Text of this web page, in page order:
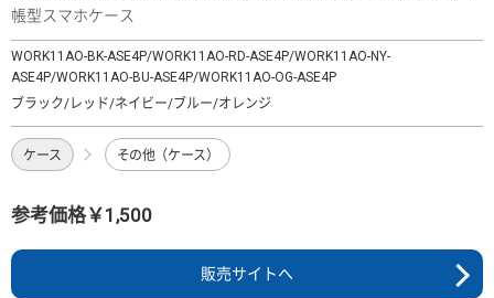
帳型スマホケース
WORK11AO-BK-ASE4P/WORK11AO-RD-ASE4P/WORK11AO-NY-
ASE4P/WORK11AO-BU-ASE4P/WORK11AO-OG-ASE4P
ブラック/レッド/ネイビー/ブルー/オレンジ
ケース その他（ケース）
参考価格￥1,500
販売サイトへ